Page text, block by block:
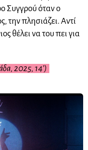
Συγγρού όταν ο
την πλησιάζει. Αντί
θέλει να του πει για
2025, 14’)